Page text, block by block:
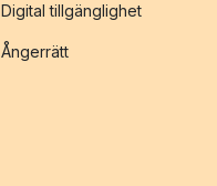
Digital tillgänglighet
Ångerrätt